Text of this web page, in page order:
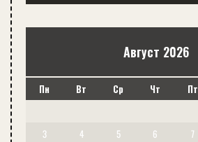
Август 2026
Пн Вт Ср Чт Пт
3
4 5 6 7